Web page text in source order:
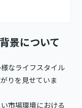
景について
なライフスタイル
りを見せていま
市場環境における